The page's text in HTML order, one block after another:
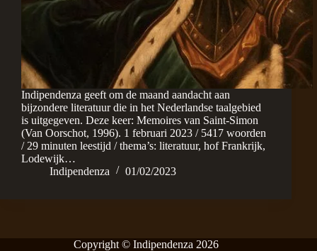
Indipendenza geeft om de maand aandacht aan
bijzondere literatuur die in het Nederlandse taalgebied
is uitgegeven. Deze keer: Memoires van Saint-Simon
(Van Oorschot, 1996). 1 februari 2023 / 5417 woorden
/ 29 minuten leestijd / thema’s: literatuur, hof Frankrijk,
Lodewijk…
Indipendenza
01/02/2023
Copyright © Indipendenza 2026